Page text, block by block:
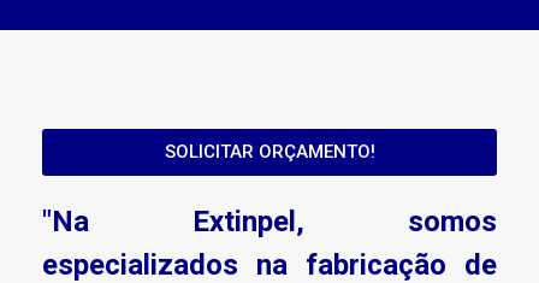
SOLICITAR ORÇAMENTO!
"Na Extinpel, somos
especializados na fabricação de